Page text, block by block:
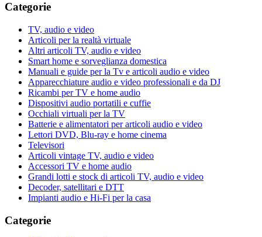
Categorie
TV, audio e video
Articoli per la realtà virtuale
Altri articoli TV, audio e video
Smart home e sorveglianza domestica
Manuali e guide per la Tv e articoli audio e video
Apparecchiature audio e video professionali e da DJ
Ricambi per TV e home audio
Dispositivi audio portatili e cuffie
Occhiali virtuali per la TV
Batterie e alimentatori per articoli audio e video
Lettori DVD, Blu-ray e home cinema
Televisori
Articoli vintage TV, audio e video
Accessori TV e home audio
Grandi lotti e stock di articoli TV, audio e video
Decoder, satellitari e DTT
Impianti audio e Hi-Fi per la casa
Categorie